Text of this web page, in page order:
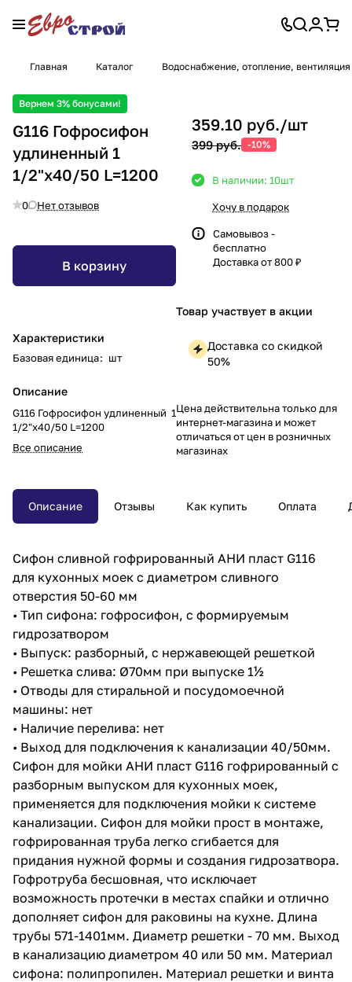
Главная Каталог Водоснабжение, отопление, вентиляция
Вернем 3% бонусами!
G116 Гофросифон
удлиненный 1
1/2"х40/50 L=1200
0 Нет отзывов
В корзину
Характеристики
Базовая единица: шт
Описание
G116 Гофросифон удлиненный 1
1/2"х40/50 L=1200
Все описание
359.10 руб./шт
399 руб. -10%
В наличии: 10шт
Хочу в подарок
Самовывоз -
бесплатно
Доставка от 800 ₽
Товар участвует в акции
Доставка со скидкой
50%
Цена действительна только для
интернет-магазина и может
отличаться от цен в розничных
магазинах
Описание Отзывы Как купить Оплата
Сифон сливной гофрированный АНИ пласт G116
для кухонных моек с диаметром сливного
отверстия 50-60 мм
• Тип сифона: гофросифон, с формируемым
гидрозатвором
• Выпуск: разборный, с нержавеющей решеткой
• Решетка слива: Ø70мм при выпуске 1½
• Отводы для стиральной и посудомоечной
машины: нет
• Наличие перелива: нет
• Выход для подключения к канализации 40/50мм.
Сифон для мойки АНИ пласт G116 гофрированный с
разборным выпуском для кухонных моек,
применяется для подключения мойки к системе
канализации. Сифон для мойки прост в монтаже,
гофрированная труба легко сгибается для
придания нужной формы и создания гидрозатвора.
Гофротруба бесшовная, что исключает
возможность протечки в местах спайки и отлично
дополняет сифон для раковины на кухне. Длина
трубы 571-1401мм. Диаметр решетки - 70 мм. Выход
в канализацию диаметром 40 или 50 мм. Материал
сифона: полипропилен. Материал решетки и винта